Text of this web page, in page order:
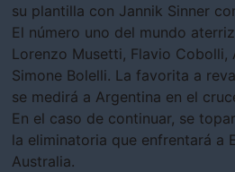
su plantilla con Jannik Sinner
El número uno del mundo
Lorenzo Musetti, Flavio Cobolli,
Simone Bolelli. La favorita a
se medirá a Argentina en el
En el caso de continuar, se
la eliminatoria que enfrentará a
Australia.